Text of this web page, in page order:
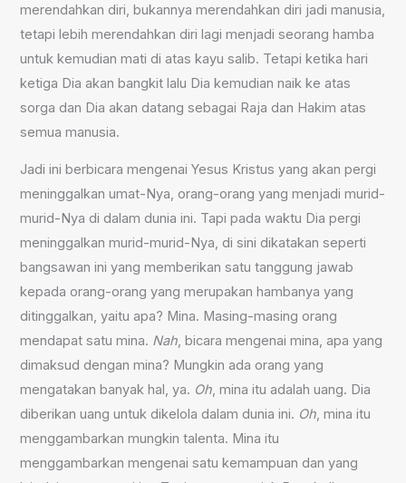
merendahkan diri, bukannya merendahkan diri jadi manusia,
tetapi lebih merendahkan diri lagi menjadi seorang hamba
untuk kemudian mati di atas kayu salib. Tetapi ketika hari
ketiga Dia akan bangkit lalu Dia kemudian naik ke atas
sorga dan Dia akan datang sebagai Raja dan Hakim atas
semua manusia.
Jadi ini berbicara mengenai Yesus Kristus yang akan pergi
meninggalkan umat-Nya, orang-orang yang menjadi murid-
murid-Nya di dalam dunia ini. Tapi pada waktu Dia pergi
meninggalkan murid-murid-Nya, di sini dikatakan seperti
bangsawan ini yang memberikan satu tanggung jawab
kepada orang-orang yang merupakan hambanya yang
ditinggalkan, yaitu apa? Mina. Masing-masing orang
mendapat satu mina. Nah, bicara mengenai mina, apa yang
dimaksud dengan mina? Mungkin ada orang yang
mengatakan banyak hal, ya. Oh, mina itu adalah uang. Dia
diberikan uang untuk dikelola dalam dunia ini. Oh, mina itu
menggambarkan mungkin talenta. Mina itu
menggambarkan mengenai satu kemampuan dan yang